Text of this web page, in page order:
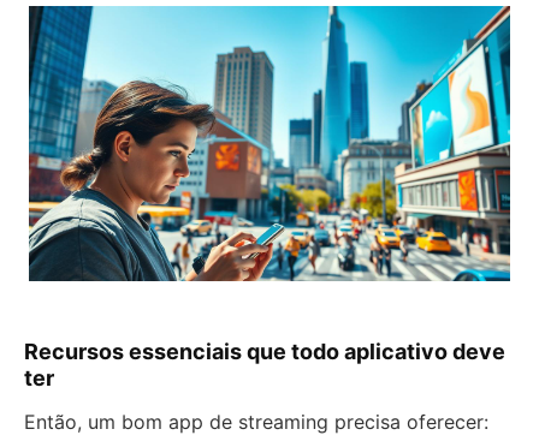
Recursos essenciais que todo aplicativo deve
ter
Então, um bom app de streaming precisa oferecer: